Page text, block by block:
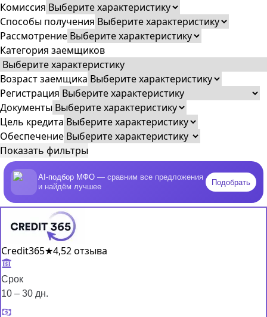
Комиссия
Способы получения
Рассмотрение
Категория заемщиков
Возраст заемщика
Регистрация
Документы
Цель кредита
Обеспечение
Показать фильтры
AI-подбор МФО — сравним все предложения
и найдём лучшее
Подобрать
Credit365★4,52 отзыва
Срок
10 – 30 дн.